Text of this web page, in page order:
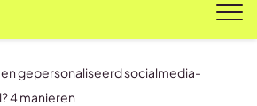
gepersonaliseerd socialmedia-
4 manieren